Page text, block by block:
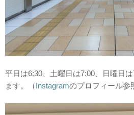
平日は6:30、土曜日は7:00、日曜日
ます。（Instagramのプロフィール参